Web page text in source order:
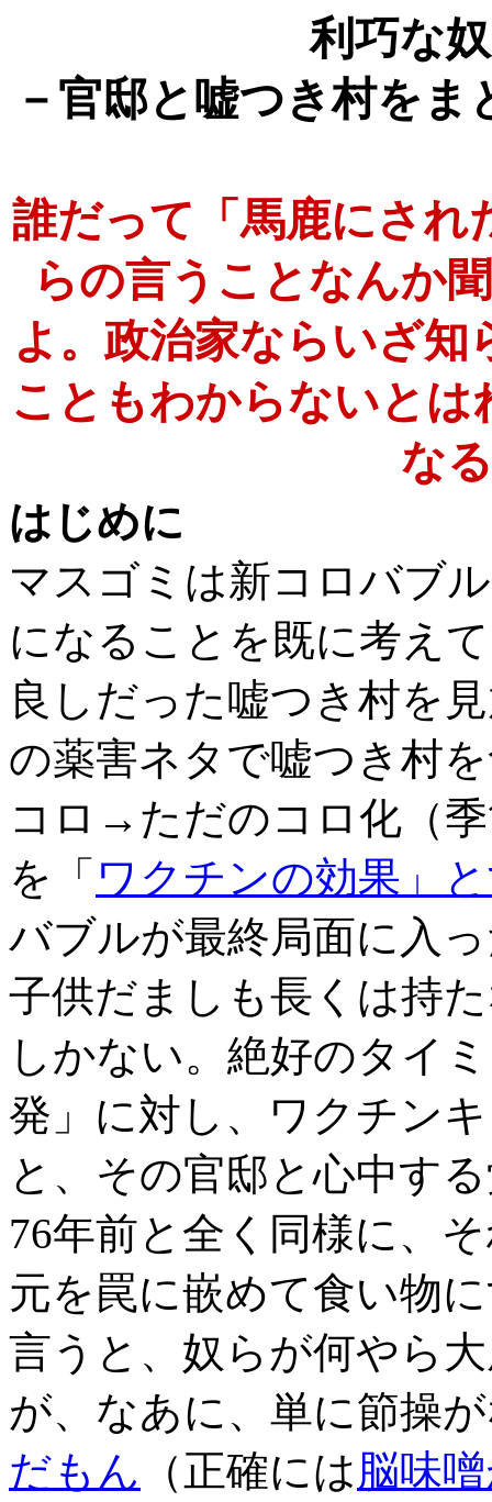
利巧な
－官邸と嘘つき村を
誰だって「馬鹿にされ
らの言うことなんか
よ。政治家ならいざ
こともわからないと
な
はじめに
マスゴミは新コロバブ
になることを既に考え
良しだった嘘つき村を
の薬害ネタで嘘つき村
コロ→ただのコロ化（
を「 ワクチンの効果」
バブルが最終局面に入
子供だましも長くは持
しかない。絶好のタイ
発」に対し、ワクチン
と、その官邸と心中す
76年前と全く同様に、
元を罠に嵌めて食い物
言うと、奴らが何やら
が、なあに、単に節操
だもん （正確には脳味